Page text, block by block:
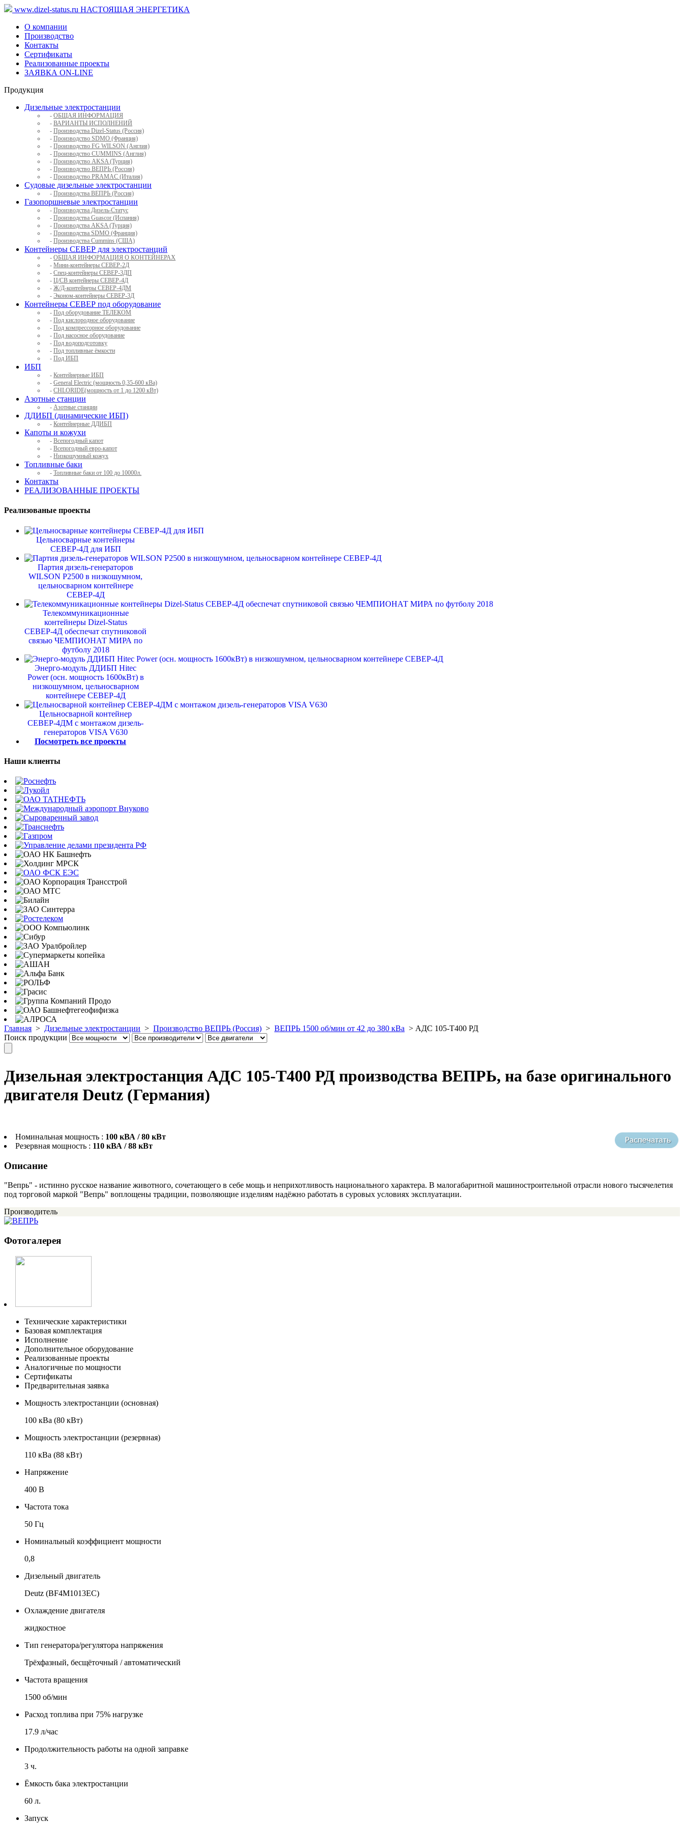
www.dizel-status.ru НАСТОЯЩАЯ ЭНЕРГЕТИКА
О компании
Производство
Контакты
Сертификаты
Реализованные проекты
ЗАЯВКА ON-LINE
Продукция
Дизельные электростанции
- ОБЩАЯ ИНФОРМАЦИЯ
- ВАРИАНТЫ ИСПОЛНЕНИЙ
- Производства Dizel-Status (Россия)
- Производство SDMO (Франция)
- Производство FG WILSON (Англия)
- Производство CUMMINS (Англия)
- Производство AKSA (Турция)
- Производство ВЕПРЬ (Россия)
- Производство PRAMAC (Италия)
Судовые дизельные электростанции
- Производства ВЕПРЬ (Россия)
Газопоршневые электростанции
- Производства Дизель-Статус
- Производства Guascor (Испания)
- Производства AKSA (Турция)
- Производства SDMO (Франция)
- Производства Cummins (США)
Контейнеры СЕВЕР для электростанций
- ОБЩАЯ ИНФОРМАЦИЯ О КОНТЕЙНЕРАХ
- Мини-контейнеры СЕВЕР-2Д
- Спец-контейнеры СЕВЕР-3ДП
- Ц/СВ контейнеры СЕВЕР-4Д
- Ж/Д-контейнеры СЕВЕР-4ДМ
- Эконом-контейнеры СЕВЕР-3Д
Контейнеры СЕВЕР под оборудование
- Под оборудование ТЕЛЕКОМ
- Под кислородное оборудование
- Под компрессорное оборудование
- Под насосное оборудование
- Под водоподготовку
- Под топливные ёмкости
- Под ИБП
ИБП
- Контейнерные ИБП
- General Electric (мощность 0,35-600 кВа)
- CHLORIDE(мощность от 1 до 1200 кВт)
Азотные станции
- Азотные станции
ДДИБП (динамические ИБП)
- Контейнерные ДДИБП
Капоты и кожухи
- Всепогодный капот
- Всепогодный евро-капот
- Низкошумный кожух
Топливные баки
- Топливные баки от 100 до 10000л.
Контакты
РЕАЛИЗОВАННЫЕ ПРОЕКТЫ
Реализованые проекты
Цельносварные контейнеры
СЕВЕР-4Д для ИБП
Партия дизель-генераторов
WILSON P2500 в низкошумном,
цельносварном контейнере
СЕВЕР-4Д
Телекоммуникационные
контейнеры Dizel-Status
СЕВЕР-4Д обеспечат спутниковой
связью ЧЕМПИОНАТ МИРА по
футболу 2018
Энерго-модуль ДДИБП Hitec
Power (осн. мощность 1600кВт) в
низкошумном, цельносварном
контейнере СЕВЕР-4Д
Цельносварной контейнер
СЕВЕР-4ДМ с монтажом дизель-
генераторов VISA V630
Посмотреть все проекты
Наши клиенты
Главная > Дизельные электростанции > Производство ВЕПРЬ (Россия) > ВЕПРЬ 1500 об/мин от 42 до 380 кВа > АДС 105-Т400 РД
Поиск продукции
Дизельная электростанция АДС 105-Т400 РД производства ВЕПРЬ, на базе оригинального
двигателя Deutz (Германия)
Номинальная мощность : 100 кВА / 80 кВт
Резервная мощность : 110 кВА / 88 кВт
Описание
"Вепрь" - истинно русское название животного, сочетающего в себе мощь и неприхотливость национального характера. В малогабаритной машиностроительной отрасли нового тысячелетия
под торговой маркой "Вепрь" воплощены традиции, позволяющие изделиям надёжно работать в суровых условиях эксплуатации.
Производитель
Фотогалерея
Технические характеристики
Базовая комплектация
Исполнение
Дополнительное оборудование
Реализованные проекты
Аналогичные по мощности
Сертификаты
Предварительная заявка
Мощность электростанции (основная)
100 кВа (80 кВт)
Мощность электростанции (резервная)
110 кВа (88 кВт)
Напряжение
400 В
Частота тока
50 Гц
Номинальный коэффициент мощности
0,8
Дизельный двигатель
Deutz (BF4M1013EC)
Охлаждение двигателя
жидкостное
Тип генератора/регулятора напряжения
Трёхфазный, бесщёточный / автоматический
Частота вращения
1500 об/мин
Расход топлива при 75% нагрузке
17.9 л/час
Продолжительность работы на одной заправке
3 ч.
Ёмкость бака электростанции
60 л.
Запуск